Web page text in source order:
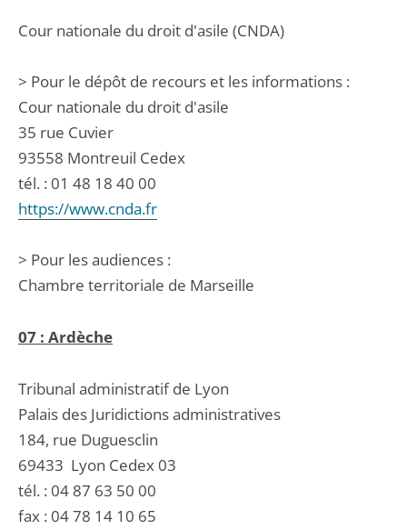
Cour nationale du droit d'asile (CNDA)
> Pour le dépôt de recours et les informations :
Cour nationale du droit d'asile
35 rue Cuvier
93558 Montreuil Cedex
tél. : 01 48 18 40 00
https://www.cnda.fr
> Pour les audiences :
Chambre territoriale de Marseille
07 : Ardèche
Tribunal administratif de Lyon
Palais des Juridictions administratives
184, rue Duguesclin
69433 Lyon Cedex 03
tél. : 04 87 63 50 00
fax : 04 78 14 10 65